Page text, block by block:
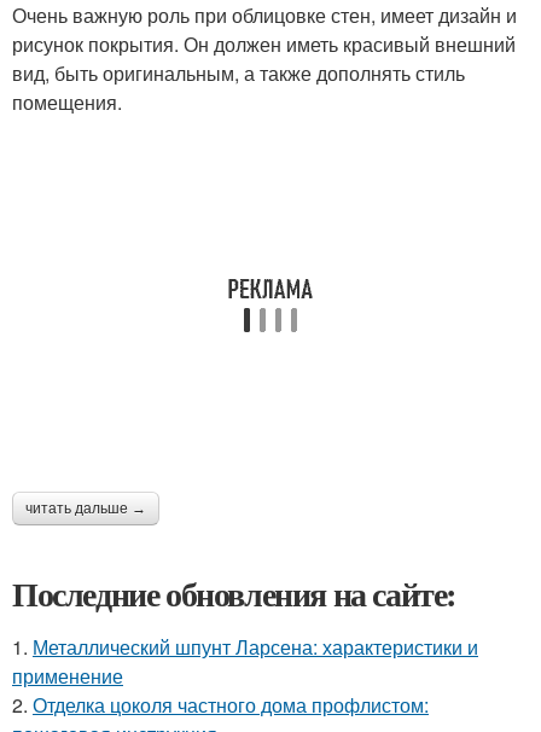
Очень важную роль при облицовке стен, имеет дизайн и
рисунок покрытия. Он должен иметь красивый внешний
вид, быть оригинальным, а также дополнять стиль
помещения.
читать дальше →
Последние обновления на сайте:
1. Металлический шпунт Ларсена: характеристики и
применение
2. Отделка цоколя частного дома профлистом: